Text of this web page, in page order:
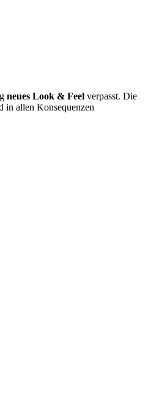
neues Look & Feel verpasst. Die
in allen Konsequenzen